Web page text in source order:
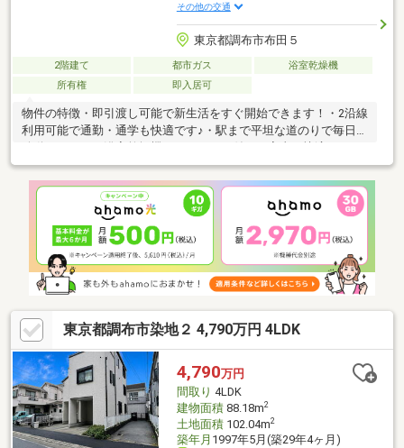
その他の交通
東京都調布市布田５
2階建て 都市ガス
浴室乾燥機
所有権
即入居可
物件の特徴・即引渡し可能で新生活をすぐ開始できます！・2沿線
利用可能で通勤・通学も快適です♪・駅まで平坦な道のりで毎日の
2ヶ所を備えた2階建で暮らしやすさ◎！周辺環境・スーパーまで
徒歩10分以内で買物便利です♪・総合病院も徒歩10分以内で安心
の住環境！・始発駅利用で座って通勤しやすい立地です♪・閑静な
住宅街で穏やかな毎日を過ごせます！
東京都調布市染地２ 4,790万円 4LDK
4,790万円
間取り 4LDK
建物面積88.18m2
土地面積102.04m2
築年月 1997年5月(築29年4ヶ月)